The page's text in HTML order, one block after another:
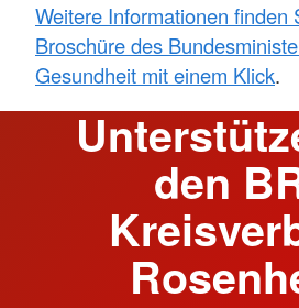
Weitere Informationen finden
Broschüre des
Gesundheit mit einem Klick.
den